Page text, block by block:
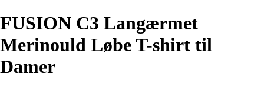
FUSION C3 Langærmet
Merinould Løbe T-shirt til
Damer